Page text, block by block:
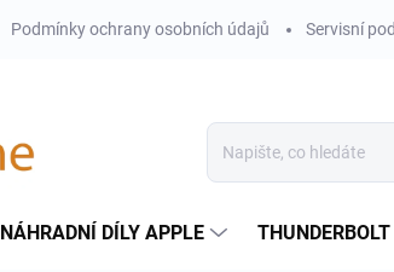
Podmínky ochrany osobních údajů Servisní
NÁHRADNÍ DÍLY APPLE